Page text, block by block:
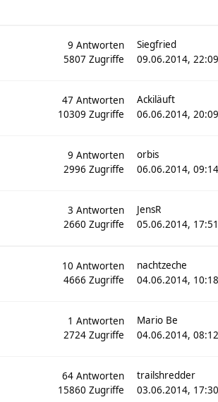
9Antworten
5807Zugriffe
Siegfried
09.06.2014, 22:09
47Antworten
10309Zugriffe
Ackiläuft
06.06.2014, 20:09
9Antworten
2996Zugriffe
orbis
06.06.2014, 09:14
3Antworten
2660Zugriffe
JensR
05.06.2014, 17:51
10Antworten
4666Zugriffe
nachtzeche
04.06.2014, 10:18
1Antworten
2724Zugriffe
Mario Be
04.06.2014, 08:12
64Antworten
15860Zugriffe
trailshredder
03.06.2014, 17:30